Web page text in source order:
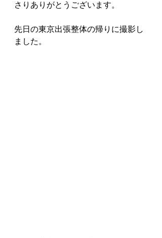
さりありがとうございます。
先日の東京出張整体の帰りに撮影し
ました。